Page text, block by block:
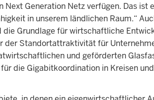
Generation Netz verfügen. Das
in unserem ländlichen Raum.“
Grundlage für wirtschaftliche
Standortattraktivität für
und geförderten
die Gigabitkoordination in Kreisen